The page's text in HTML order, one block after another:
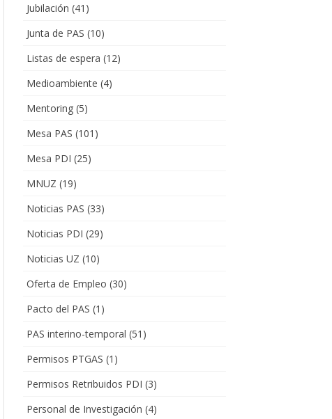
Jubilación (41)
Junta de PAS (10)
Listas de espera (12)
Medioambiente (4)
Mentoring(5)
Mesa PAS (101)
Mesa PDI (25)
MNUZ (19)
Noticias PAS (33)
Noticias PDI (29)
Noticias UZ (10)
Oferta de Empleo (30)
Pacto del PAS (1)
PAS interino-temporal (51)
Permisos PTGAS (1)
Permisos Retribuidos PDI (3)
Personal de Investigación (4)